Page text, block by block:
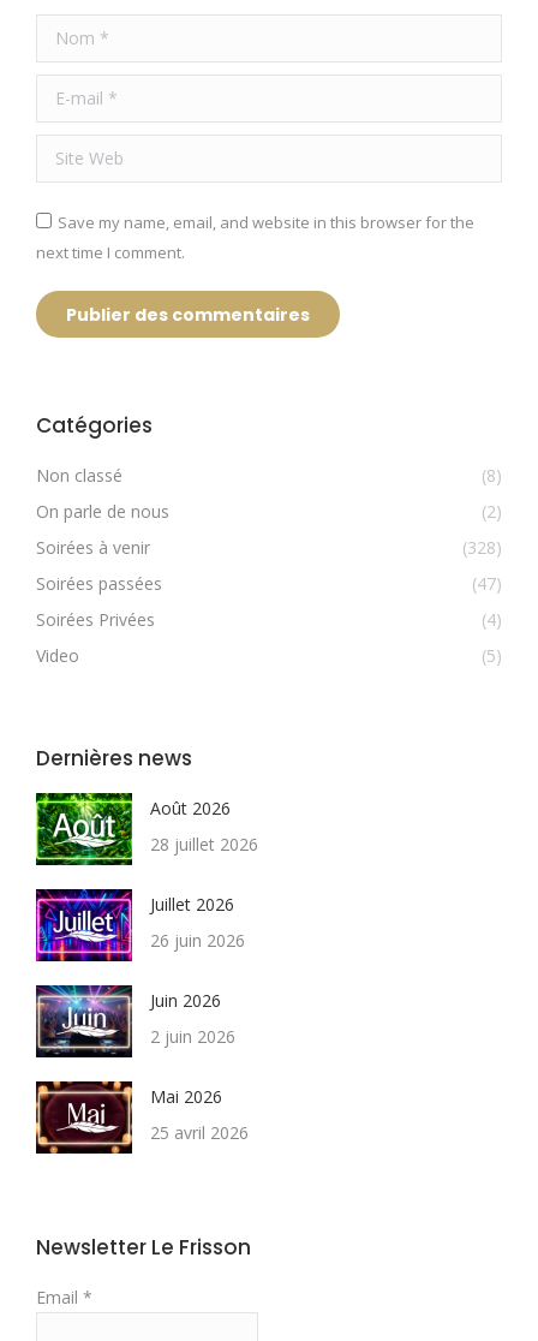
Nom *
E-mail *
Site Web
Save my name, email, and website in this browser for the
next time I comment.
Publier des commentaires
Catégories
Non classé
(8)
On parle de nous
(2)
Soirées à venir
(328)
Soirées passées
(47)
Soirées Privées
(4)
Video
(5)
Dernières news
Août 2026
28 juillet 2026
Juillet 2026
26 juin 2026
Juin 2026
2 juin 2026
Mai 2026
25 avril 2026
Newsletter Le Frisson
Email *